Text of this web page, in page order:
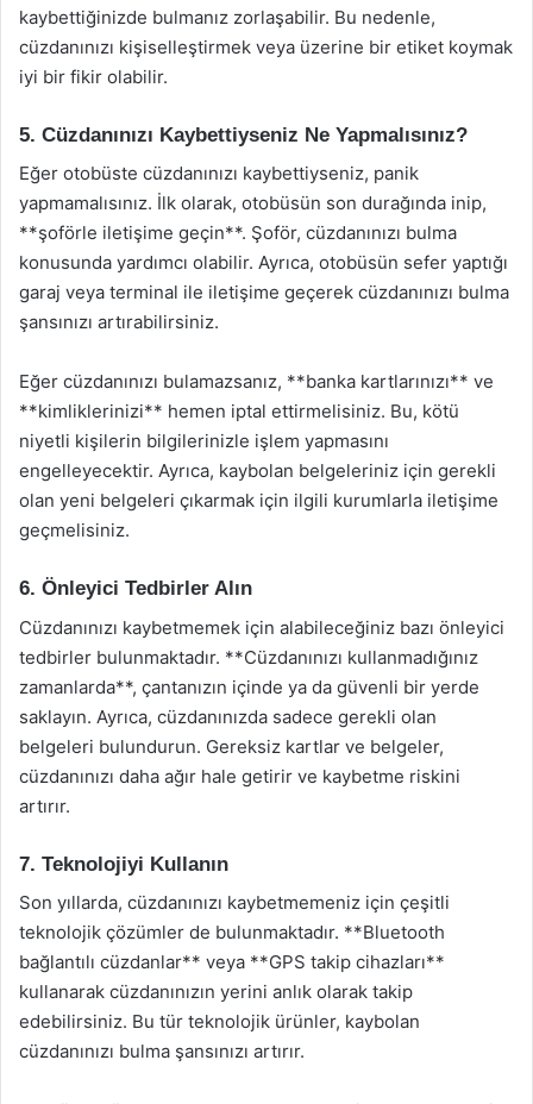
kaybettiğinizde bulmanız zorlaşabilir. Bu nedenle,
cüzdanınızı kişiselleştirmek veya üzerine bir etiket koymak
iyi bir fikir olabilir.
5. Cüzdanınızı Kaybettiyseniz Ne Yapmalısınız?
Eğer otobüste cüzdanınızı kaybettiyseniz, panik
yapmamalısınız. İlk olarak, otobüsün son durağında inip,
**şoförle iletişime geçin**. Şoför, cüzdanınızı bulma
konusunda yardımcı olabilir. Ayrıca, otobüsün sefer yaptığı
garaj veya terminal ile iletişime geçerek cüzdanınızı bulma
şansınızı artırabilirsiniz.
Eğer cüzdanınızı bulamazsanız, **banka kartlarınızı** ve
**kimliklerinizi** hemen iptal ettirmelisiniz. Bu, kötü
niyetli kişilerin bilgilerinizle işlem yapmasını
engelleyecektir. Ayrıca, kaybolan belgeleriniz için gerekli
olan yeni belgeleri çıkarmak için ilgili kurumlarla iletişime
geçmelisiniz.
6. Önleyici Tedbirler Alın
Cüzdanınızı kaybetmemek için alabileceğiniz bazı önleyici
tedbirler bulunmaktadır. **Cüzdanınızı kullanmadığınız
zamanlarda**, çantanızın içinde ya da güvenli bir yerde
saklayın. Ayrıca, cüzdanınızda sadece gerekli olan
belgeleri bulundurun. Gereksiz kartlar ve belgeler,
cüzdanınızı daha ağır hale getirir ve kaybetme riskini
artırır.
7. Teknolojiyi Kullanın
Son yıllarda, cüzdanınızı kaybetmemeniz için çeşitli
teknolojik çözümler de bulunmaktadır. **Bluetooth
bağlantılı cüzdanlar** veya **GPS takip cihazları**
kullanarak cüzdanınızın yerini anlık olarak takip
edebilirsiniz. Bu tür teknolojik ürünler, kaybolan
cüzdanınızı bulma şansınızı artırır.